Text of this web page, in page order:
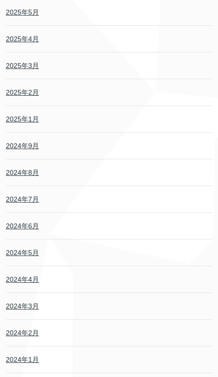
2025年5月
2025年4月
2025年3月
2025年2月
2025年1月
2024年9月
2024年8月
2024年7月
2024年6月
2024年5月
2024年4月
2024年3月
2024年2月
2024年1月